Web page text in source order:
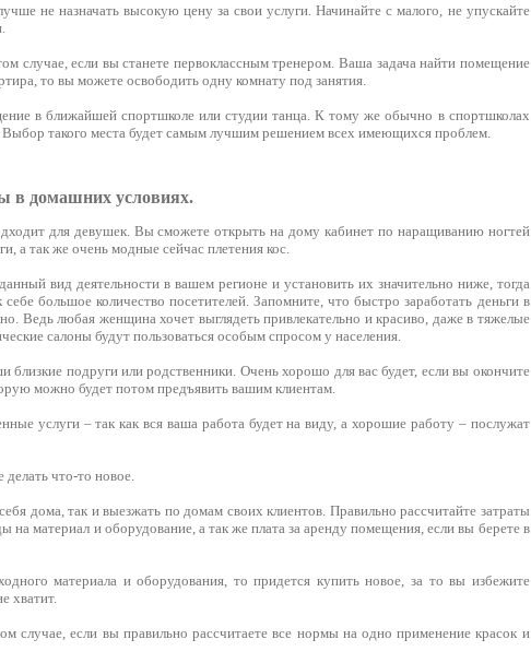
не назначать высокую цену за свои услуги. Начинайте с малого, не упускайте
случае, если вы станете первоклассным тренером. Ваша задача найти помещение
то вы можете освободить одну комнату под занятия.
в ближайшей спортшколе или студии танца. К тому же обычно в спортшколах
Выбор такого места будет самым лучшим решением всех имеющихся проблем.
в домашних условиях.
для девушек. Вы сможете открыть на дому кабинет по наращиванию ногтей
а так же очень модные сейчас плетения кос.
вид деятельности в вашем регионе и установить их значительно ниже, тогда
большое количество посетителей. Запомните, что быстро заработать деньги в
Ведь любая женщина хочет выглядеть привлекательно и красиво, даже в тяжелые
салоны будут пользоваться особым спросом у населения.
близкие подруги или родственники. Очень хорошо для вас будет, если вы окончите
можно будет потом предъявить вашим клиентам.
услуги – так как вся ваша работа будет на виду, а хорошие работу – послужат
что-то новое.
дома, так и выезжать по домам своих клиентов. Правильно рассчитайте затраты
на материал и оборудование, а так же плата за аренду помещения, если вы берете в
материала и оборудования, то придется купить новое, за то вы избежите
хватит.
случае, если вы правильно рассчитаете все нормы на одно применение красок и